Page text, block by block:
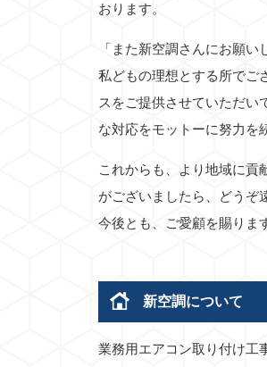
おります。
「また新空調さんにお願
私どもの理想とする所でご
スをご提供させていただい
な対応をモットーに努力を
これからも、より地域に貢
がございましたら、どうぞ
今後とも、ご愛顧を賜りま
新空調について
業務用エアコン取り付け工